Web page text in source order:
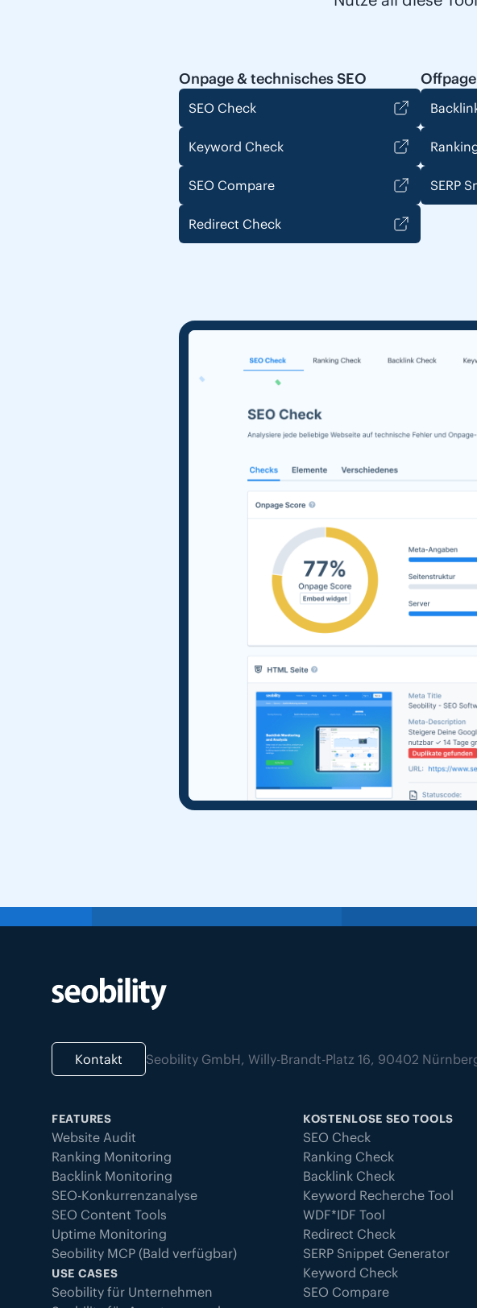
Onpage & technisches SEO
SEO Check
Keyword Check
SEO Compare
Redirect Check
Offpage
SERP
Kontakt Seobility GmbH, Willy-Brandt-Platz 16, 90402
FEATURES
Website Audit
Ranking Monitoring
Backlink Monitoring
SEO-Konkurrenzanalyse
SEO Content Tools
Uptime Monitoring
Seobility MCP (Bald verfügbar)
USE CASES
Seobility für Unternehmen
KOSTENLOSE SEO TOOLS
SEO Check
Ranking Check
Backlink Check
Keyword Recherche Tool
WDF*IDF Tool
Redirect Check
SERP Snippet Generator
Keyword Check
SEO Compare